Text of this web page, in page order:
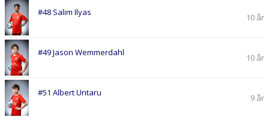
#48 Salim Ilyas 10 år
#49 Jason Wemmerdahl 10 år
#51 Albert Untaru 9 år